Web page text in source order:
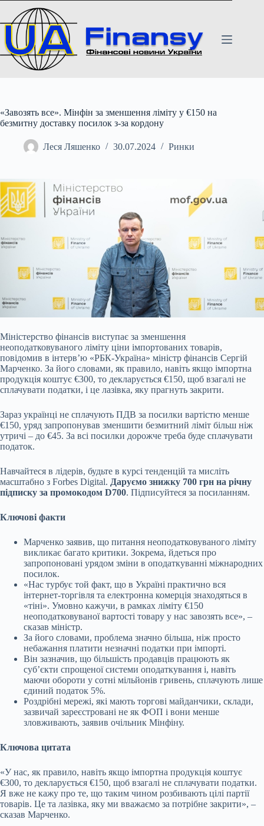
вмісту
«Завозять все». Мінфін за зменшення ліміту у €150 на
безмитну доставку посилок з-за кордону
Леся Ляшенко 30.07.2024 Ринки
Міністерство фінансів виступає за зменшення
неоподатковуваного ліміту ціни імпортованих товарів,
повідомив в інтервʼю «РБК-Україна» міністр фінансів Сергій
Марченко. За його словами, як правило, навіть якщо імпортна
продукція коштує €300, то декларується €150, щоб взагалі не
сплачувати податки, і це лазівка, яку прагнуть закрити.
Зараз українці не сплачують ПДВ за посилки вартістю менше
€150, уряд запропонував зменшити безмитний ліміт більш ніж
утричі – до €45. За всі посилки дорожче треба буде сплачувати
податок.
Навчайтеся в лідерів, будьте в курсі тенденцій та мисліть
масштабно з Forbes Digital. Даруємо знижку 700 грн на річну
підписку за промокодом D700. Підписуйтеся за посиланням.
Ключові факти
Марченко заявив, що питання неоподатковуваного ліміту
викликає багато критики. Зокрема, йдеться про
запропоновані урядом зміни в оподаткуванні міжнародних
посилок.
«Нас турбує той факт, що в Україні практично вся
інтернет-торгівля та електронна комерція знаходяться в
«тіні». Умовно кажучи, в рамках ліміту €150
неоподатковуваної вартості товару у нас завозять все», –
сказав міністр.
За його словами, проблема значно більша, ніж просто
небажання платити незначні податки при імпорті.
Він зазначив, що більшість продавців працюють як
субʼєкти спрощеної системи оподаткування і, навіть
маючи обороти у сотні мільйонів гривень, сплачують лише
єдиний податок 5%.
Роздрібні мережі, які мають торгові майданчики, склади,
зазвичай зареєстровані не як ФОП і вони менше
зловживають, заявив очільник Мінфіну.
Ключова цитата
«У нас, як правило, навіть якщо імпортна продукція коштує
€300, то декларується €150, щоб взагалі не сплачувати податки.
Я вже не кажу про те, що таким чином розбивають цілі партії
товарів. Це та лазівка, яку ми вважаємо за потрібне закрити», –
сказав Марченко.